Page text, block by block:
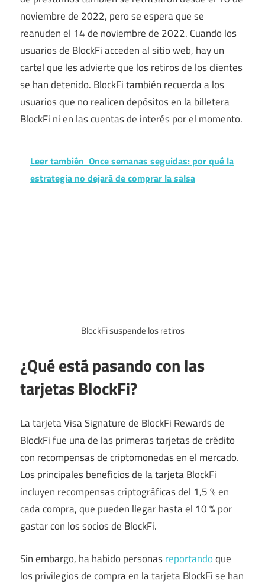
noviembre de 2022, pero se espera que se
reanuden el 14 de noviembre de 2022. Cuando los
usuarios de BlockFi acceden al sitio web, hay un
cartel que les advierte que los retiros de los clientes
se han detenido. BlockFi también recuerda a los
usuarios que no realicen depósitos en la billetera
BlockFi ni en las cuentas de interés por el momento.
Leer también Once semanas seguidas: por qué la
estrategia no dejará de comprar la salsa
BlockFi suspende los retiros
¿Qué está pasando con las
tarjetas BlockFi?
La tarjeta Visa Signature de BlockFi Rewards de
BlockFi fue una de las primeras tarjetas de crédito
con recompensas de criptomonedas en el mercado.
Los principales beneficios de la tarjeta BlockFi
incluyen recompensas criptográficas del 1,5 % en
cada compra, que pueden llegar hasta el 10 % por
gastar con los socios de BlockFi.
Sin embargo, ha habido personasreportandoque
los privilegios de compra en la tarjeta BlockFi se han